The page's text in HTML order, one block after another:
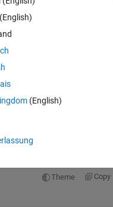
it. For example, if the
the column named "time",
corresponding array to
Theme Copy
(English)
(English)